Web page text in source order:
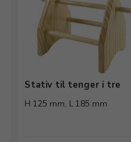
Stativ til tenger i tre
H 125 mm, L 185 mm